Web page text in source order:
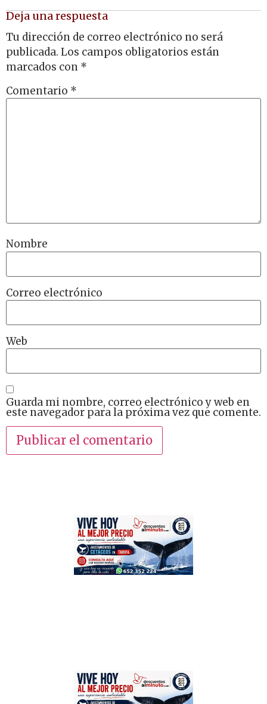
Deja una respuesta
Tu dirección de correo electrónico no será
publicada. Los campos obligatorios están
marcados con *
Comentario *
Nombre
Correo electrónico
Web
Guarda mi nombre, correo electrónico y web en
este navegador para la próxima vez que comente.